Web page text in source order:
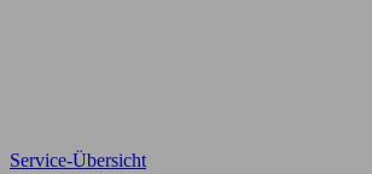
Service-Übersicht